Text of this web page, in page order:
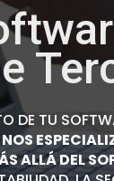
DE TU
NOS
ALLÁ DEL